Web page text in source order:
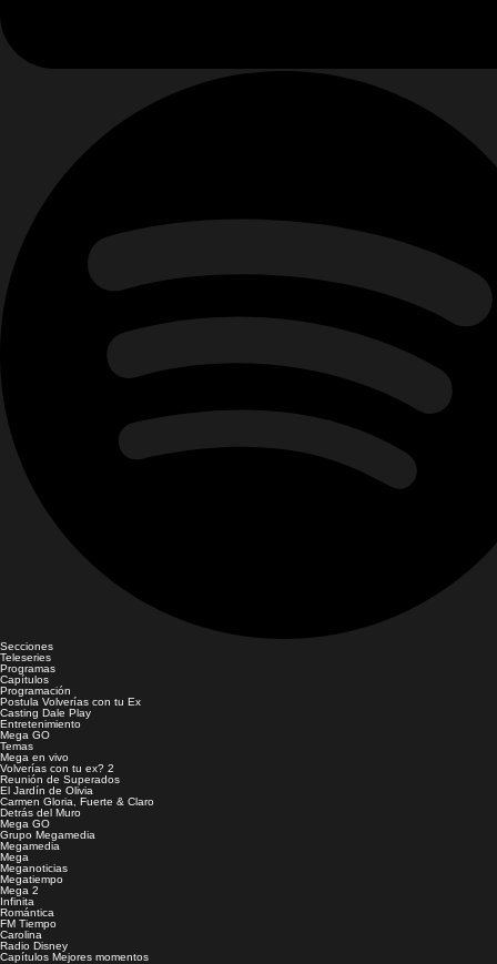
Secciones
Teleseries
Programas
Capítulos
Programación
Postula Volverías con tu Ex
Casting Dale Play
Entretenimiento
Mega GO
Temas
Mega en vivo
Volverías con tu ex? 2
Reunión de Superados
El Jardín de Olivia
Carmen Gloria, Fuerte & Claro
Detrás del Muro
Mega GO
Grupo Megamedia
Megamedia
Mega
Meganoticias
Megatiempo
Mega 2
Infinita
Romántica
FM Tiempo
Carolina
Radio Disney
Capítulos Mejores momentos